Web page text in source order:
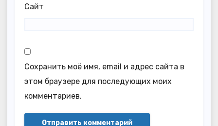
Сайт
Сохранить моё имя, email и адрес сайта в
этом браузере для последующих моих
комментариев.